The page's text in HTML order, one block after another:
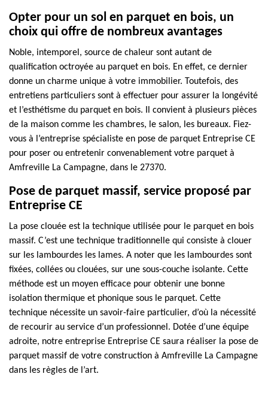
Opter pour un sol en parquet en bois, un
choix qui offre de nombreux avantages
Noble, intemporel, source de chaleur sont autant de
qualification octroyée au parquet en bois. En effet, ce dernier
donne un charme unique à votre immobilier. Toutefois, des
entretiens particuliers sont à effectuer pour assurer la longévité
et l’esthétisme du parquet en bois. Il convient à plusieurs pièces
de la maison comme les chambres, le salon, les bureaux. Fiez-
vous à l’entreprise spécialiste en pose de parquet Entreprise CE
pour poser ou entretenir convenablement votre parquet à
Amfreville La Campagne, dans le 27370.
Pose de parquet massif, service proposé par
Entreprise CE
La pose clouée est la technique utilisée pour le parquet en bois
massif. C’est une technique traditionnelle qui consiste à clouer
sur les lambourdes les lames. A noter que les lambourdes sont
fixées, collées ou clouées, sur une sous-couche isolante. Cette
méthode est un moyen efficace pour obtenir une bonne
isolation thermique et phonique sous le parquet. Cette
technique nécessite un savoir-faire particulier, d’où la nécessité
de recourir au service d’un professionnel. Dotée d’une équipe
adroite, notre entreprise Entreprise CE saura réaliser la pose de
parquet massif de votre construction à Amfreville La Campagne
dans les règles de l’art.